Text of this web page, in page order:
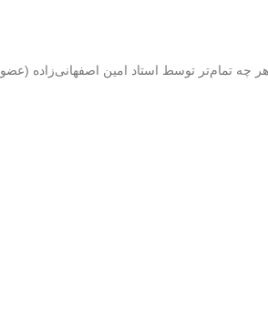
تمام‌تر توسط استاد امین اصفهانی‌زاده (عضو